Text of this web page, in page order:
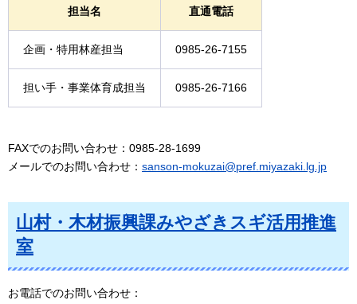
担当名 直通電話
企画・特用林産担当 0985-26-7155
担い手・事業体育成担当 0985-26-7166
FAXでのお問い合わせ：0985-28-1699
メールでのお問い合わせ： sanson-mokuzai@pref.miyazaki.lg.jp
山村・木材振興課みやざきスギ活用推進
室
お電話でのお問い合わせ：